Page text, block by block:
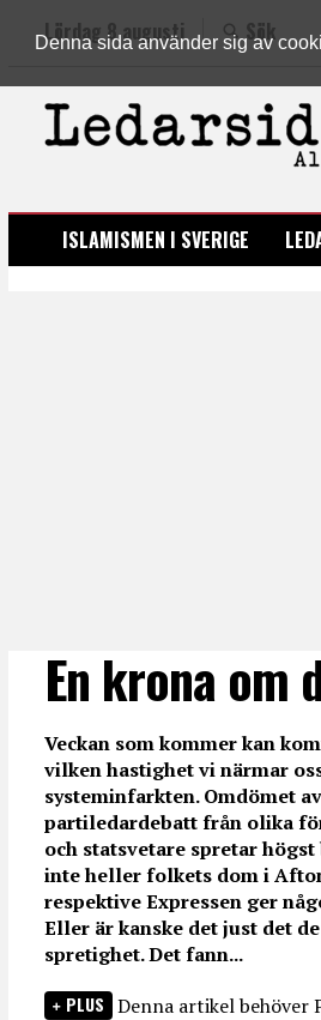
Denna sida använder sig av
Lördag 8 augusti Sök
LEDARSIDORNA.SE
ISLAMISMEN I SVERIGE
En krona om
Veckan som kommer kan
vilken hastighet vi närmar
systeminfarkten. Omdömet
partiledardebatt från olika
och statsvetare spretar
inte heller folkets dom i
respektive Expressen ger
Eller är kanske det just det
spretighet. Det fann...
PLUS Denna artikel behöver